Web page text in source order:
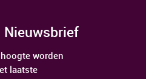
Nieuwsbrief
worden
laatste